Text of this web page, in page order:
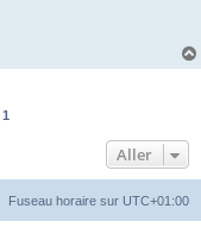
1
Aller
Fuseau horaire sur UTC+01:00